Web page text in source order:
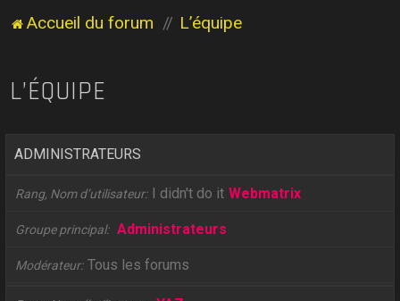
Accueil du forum L’équipe
L’ÉQUIPE
ADMINISTRATEURS
Rang, Nom d’utilisateur I didn't do it Webmatrix
Groupe principal Administrateurs
Modérateur Tous les forums